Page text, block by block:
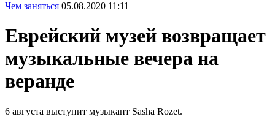
Чем заняться 05.08.2020 11:11
Еврейский музей возвращает
музыкальные вечера на
веранде
6 августа выступит музыкант Sasha Rozet.